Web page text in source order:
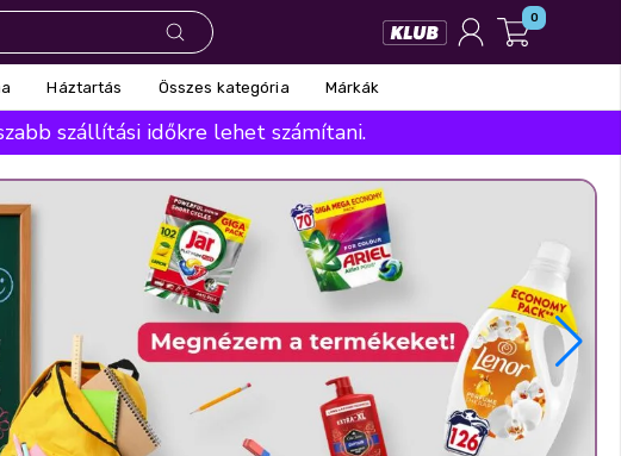
0
Háztartás Összes kategória Márkák
szállítási időkre lehet számítani.